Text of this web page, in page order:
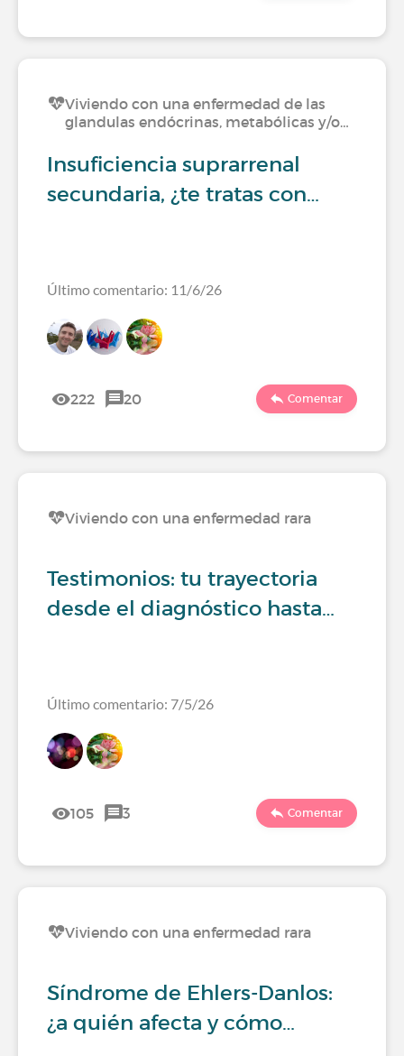
Viviendo con una enfermedad de las
glandulas endócrinas, metabólicas y/o…
Insuficiencia suprarrenal
secundaria, ¿te tratas con…
Último comentario: 11/6/26
222 20 Comentar
Viviendo con una enfermedad rara
Testimonios: tu trayectoria
desde el diagnóstico hasta…
Último comentario: 7/5/26
105 3 Comentar
Viviendo con una enfermedad rara
Síndrome de Ehlers-Danlos:
¿a quién afecta y cómo…